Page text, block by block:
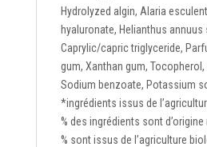
Hydrolyzed algin, Alaria
hyaluronate, Helianthus annuus
Caprylic/capric triglyceride,
gum, Xanthan gum,
Sodium benzoate, Potassium
*ingrédients issus de
% des ingrédients sont
% sont issus de l’agriculture